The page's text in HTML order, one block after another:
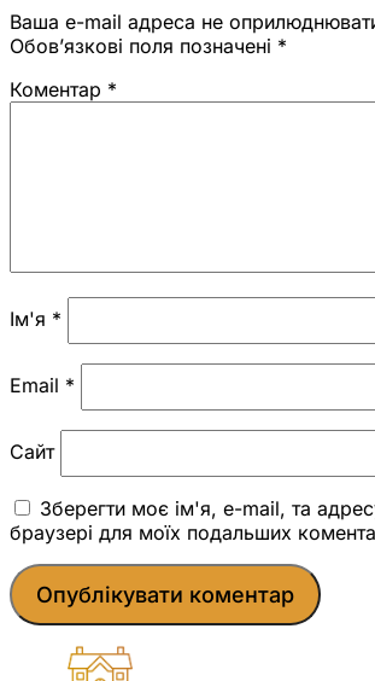
Ваша e-mail адреса не
Обов’язкові поля позначені *
Коментар *
Ім'я *
Email *
Сайт
Зберегти моє ім'я, e-mail, та
браузері для моїх подальших